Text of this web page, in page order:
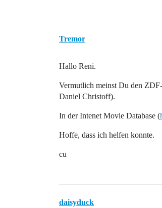
Tremor
Hallo Reni.
Vermutlich meinst Du den
Daniel Christoff).
In der Intenet Movie Database (
Hoffe, dass ich helfen konnte.
cu
daisyduck